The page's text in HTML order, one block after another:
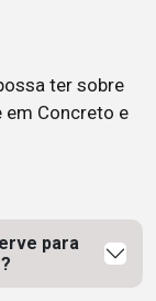
ter sobre
em Concreto e
para